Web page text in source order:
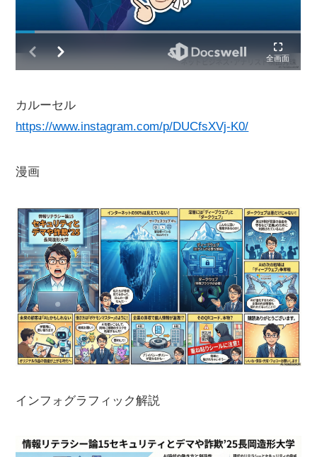
カルーセル
https://www.instagram.com/p/DUCfsXVj-K0/
漫画
インフォグラフィック解説